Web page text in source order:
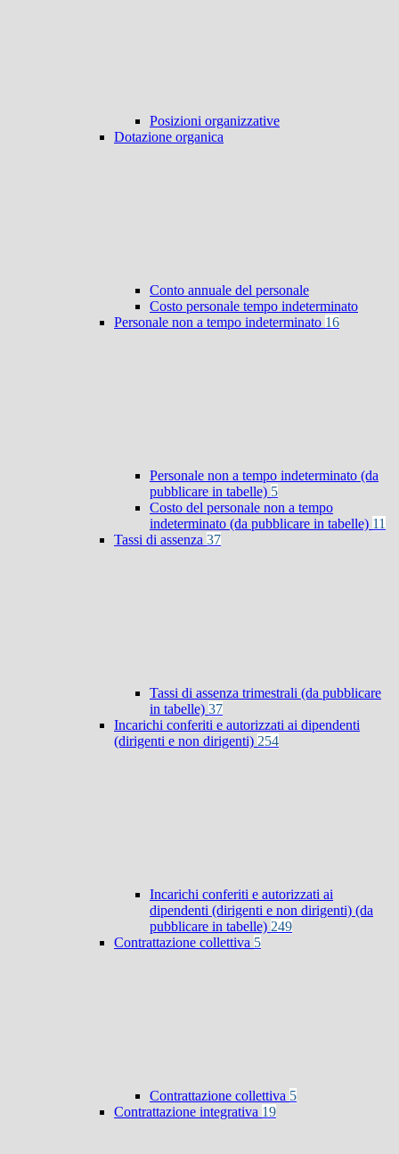
Posizioni organizzative
Dotazione organica
Conto annuale del personale
Costo personale tempo indeterminato
Personale non a tempo indeterminato 16
Personale non a tempo indeterminato (da
pubblicare in tabelle) 5
Costo del personale non a tempo
indeterminato (da pubblicare in tabelle) 11
Tassi di assenza 37
Tassi di assenza trimestrali (da pubblicare
in tabelle) 37
Incarichi conferiti e autorizzati ai dipendenti
(dirigenti e non dirigenti) 254
Incarichi conferiti e autorizzati ai
dipendenti (dirigenti e non dirigenti) (da
pubblicare in tabelle) 249
Contrattazione collettiva 5
Contrattazione collettiva 5
Contrattazione integrativa 19